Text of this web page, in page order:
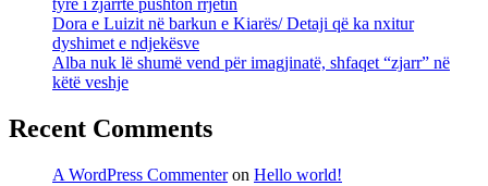
tyre i zjarrtë pushton rrjetin
Dora e Luizit në barkun e Kiarës/ Detaji që ka nxitur
dyshimet e ndjekësve
Alba nuk lë shumë vend për imagjinatë, shfaqet “zjarr” në
këtë veshje
Recent Comments
A WordPress Commenteron Hello world!